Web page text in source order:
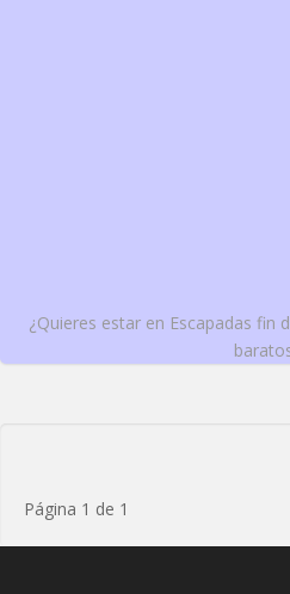
¿Quieres estar en Escapadas fin
Página 1 de 1